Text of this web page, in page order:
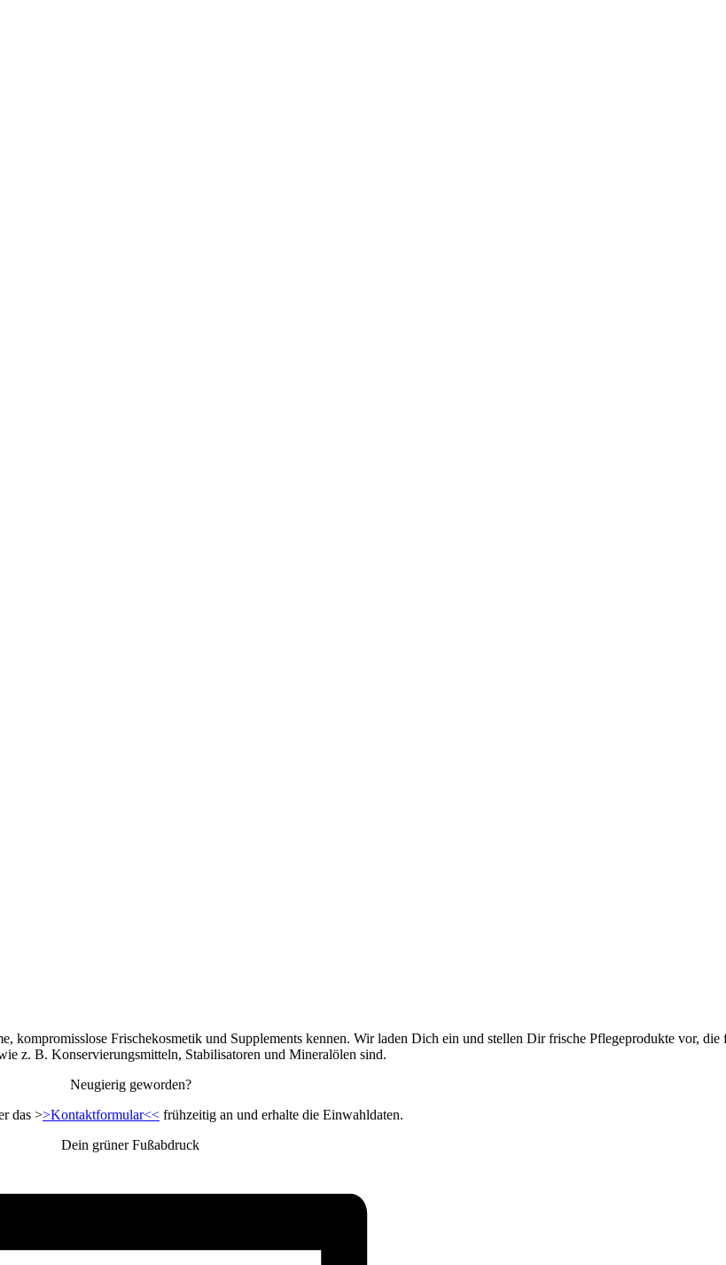
kompromisslose Frischekosmetik und Supplements kennen. Wir laden Dich ein und stellen Dir frische Pflegeprodukte vor, die
z. B. Konservierungsmitteln, Stabilisatoren und Mineralölen sind.
Neugierig geworden?
das >>Kontaktformular<< frühzeitig an und erhalte die Einwahldaten.
Dein grüner Fußabdruck